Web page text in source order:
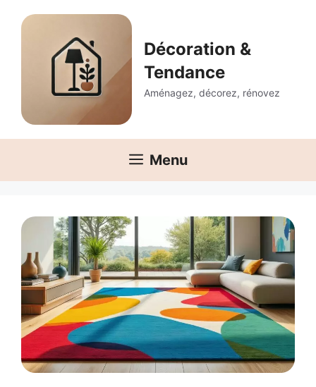
Décoration &
Tendance
Aménagez, décorez, rénovez
Menu